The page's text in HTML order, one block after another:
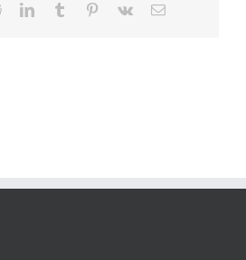
RedditLinkedInTumblr Pinterest
Vk
Correo